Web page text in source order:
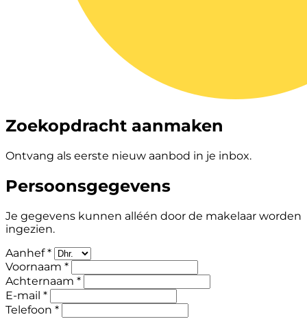
Zoekopdracht aanmaken
Ontvang als eerste nieuw aanbod in je inbox.
Persoonsgegevens
Je gegevens kunnen alléén door de makelaar worden
ingezien.
Aanhef *
Voornaam *
Achternaam *
E-mail *
Telefoon *